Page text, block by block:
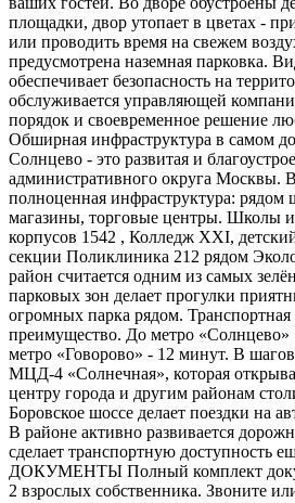
площадки, двор утопает в цветах -
или проводить время на свежем
предусмотрена наземная парковка.
обеспечивает безопасность на
обслуживается управляющей
порядок и своевременное решение
Обширная инфраструктура в самом
Солнцево - это развитая и
административного округа Москвы.
полноценная инфраструктура: рядом
магазины, торговые центры. Школы и
корпусов 1542 , Колледж ХХI,
секции Поликлиника 212 рядом
район считается одним из самых
парковых зон делает прогулки
огромных парка рядом. Транспортная
преимущество. До метро
метро «Говорово» - 12 минут. В
МЦД-4 «Солнечная», которая
центру города и другим районам
Боровское шоссе делает поездки на
В районе активно развивается
сделает транспортную доступность
ДОКУМЕНТЫ Полный комплект
2 взрослых собственника. Звоните